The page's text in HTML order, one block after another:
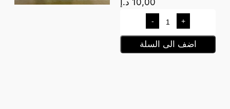
- +
اضف الى السلة